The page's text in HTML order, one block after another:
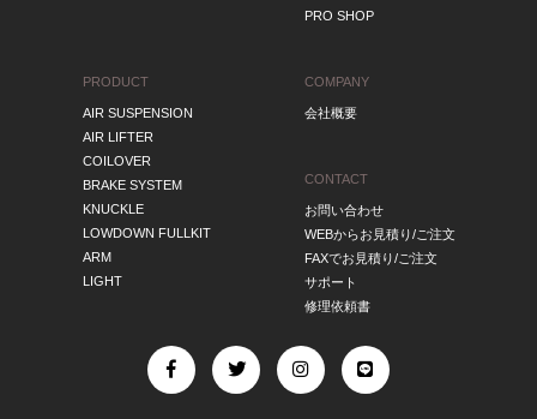
PRODUCT
AIR SUSPENSION
AIR LIFTER
COILOVER
BRAKE SYSTEM
KNUCKLE
LOWDOWN FULLKIT
ARM
LIGHT
PRO SHOP
COMPANY
会社概要
CONTACT
お問い合わせ
WEBからお見積り/ご注文
FAXでお見積り/ご注文
サポート
修理依頼書